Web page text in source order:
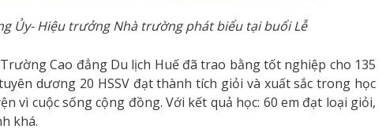
Ủy- Hiệu trưởng Nhà trường phát biểu tại buổi Lễ
Cao đẳng Du lịch Huế đã trao bằng tốt nghiệp cho 135
dương 20 HSSV đạt thành tích giỏi và xuất sắc trong học
vì cuộc sống cộng đồng. Với kết quả học: 60 em đạt loại giỏi,
khá.